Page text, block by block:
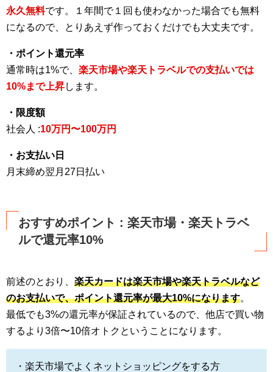
永久無料です。１年間で１回も使わなかった場合でも無料
になるので、とりあえず作っておくだけでも大丈夫です。
・ポイント還元率
通常時は1%で、 楽天市場や楽天トラベルでの支払いでは
10%まで上昇します。
・限度額
社会人 :10万円〜100万円
・お支払い日
月末締め翌月27日払い
おすすめポイント : 楽天市場・楽天トラベ
ルで還元率10%
前述のとおり、 楽天カードは楽天市場や楽天トラベルなど
のお支払いで、ポイント還元率が最大10%になります。
最低でも3%の還元率が保証されているので、他店で買い物
するより3倍〜10倍オトクということになります。
・楽天市場でよくネットショッピングをする方